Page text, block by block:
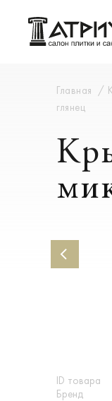
Главная
глянец
ID товара
Бренд